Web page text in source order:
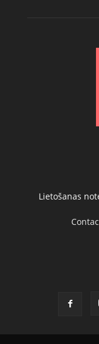
Lietošanas